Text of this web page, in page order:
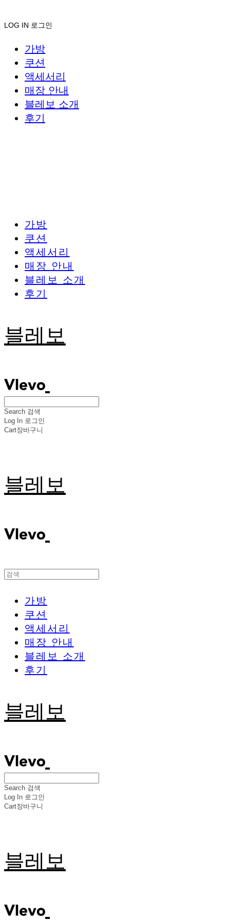
LOG IN 로그인
가방
쿠션
액세서리
매장 안내
블레보 소개
후기
가방
쿠션
액세서리
매장 안내
블레보 소개
후기
블레보
Search 검색
Log In 로그인
Cart장바구니
블레보
가방
쿠션
액세서리
매장 안내
블레보 소개
후기
블레보
Search 검색
Log In 로그인
Cart장바구니
블레보